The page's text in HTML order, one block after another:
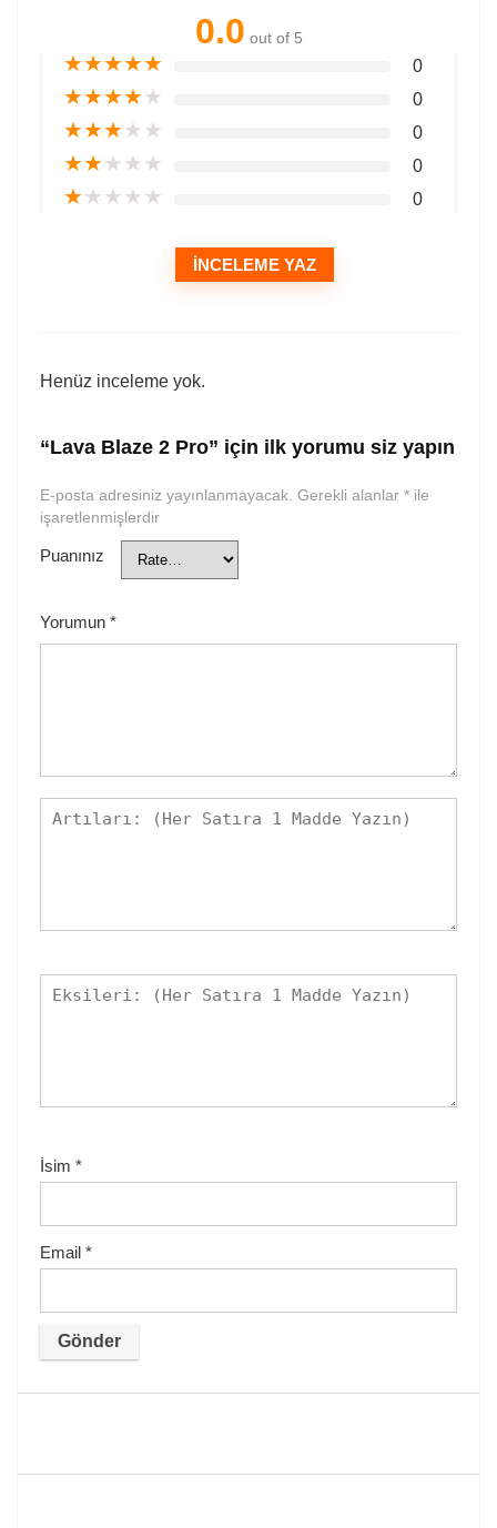
0.0 out of 5
★★★★★ 0
★★★★★ 0
★★★★★ 0
★★★★★ 0
★★★★★ 0
İNCELEME YAZ
Henüz inceleme yok.
“Lava Blaze 2 Pro” için ilk yorumu siz yapın
E-posta adresiniz yayınlanmayacak. Gerekli alanlar * ile
işaretlenmişlerdir
Puanınız
Yorumun *
İsim *
Email *